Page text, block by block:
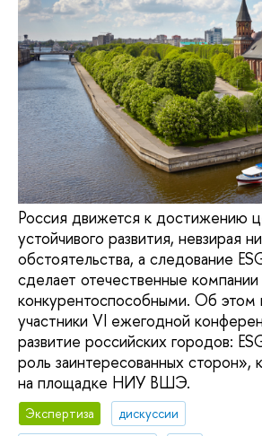
Россия движется к достижению
устойчивого развития, невзирая
обстоятельства, а следование
сделает отечественные
конкурентоспособными. Об этом
участники VI ежегодной
развитие российских городов:
роль заинтересованных сторон»,
на площадке НИУ ВШЭ.
Экспертиза
дискуссии